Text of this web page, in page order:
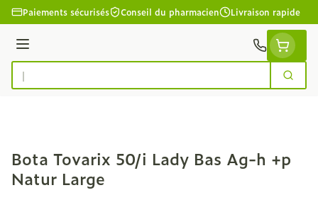
Aller au contenu
Paiements sécurisés Conseil du pharmacien Livraison rapide
Menu
Rechercher
Bota Tovarix 50/i Lady Bas Ag-h +p
Natur Large